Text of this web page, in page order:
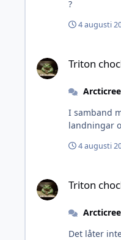
?
4 augusti
Triton
I samband
landningar
4 augusti
Triton
Det låter